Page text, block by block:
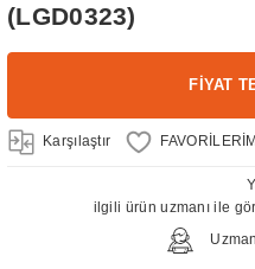
(LGD0323)
FİYAT
Karşılaştır
ilgili ürün uzmanı ile